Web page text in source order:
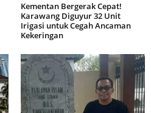
Kementan Bergerak Cepat!
Karawang Diguyur 32 Unit
Irigasi untuk Cegah Ancaman
Kekeringan